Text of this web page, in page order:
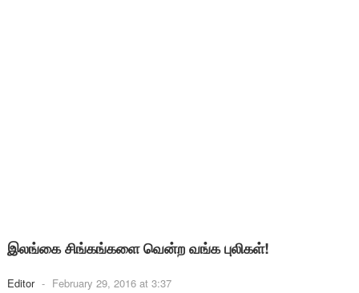
இலங்கை சிங்கங்களை வென்ற வங்க புலிகள்!
Editor - February 29, 2016 at 3:37